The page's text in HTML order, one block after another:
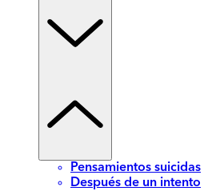
Pensamientos suicidas
Después de un intento